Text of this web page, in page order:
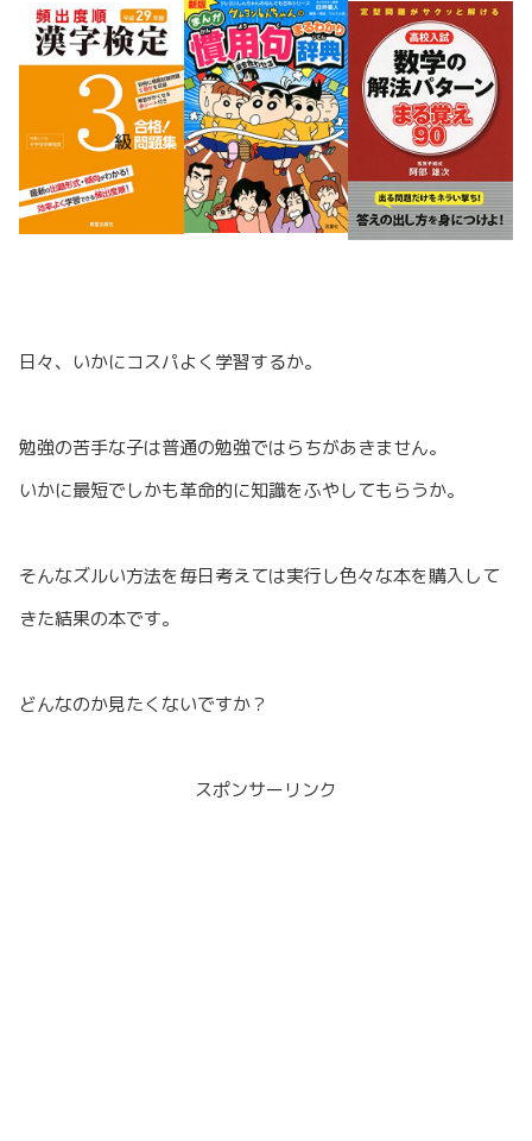
日々、いかにコスパよく学習するか。
勉強の苦手な子は普通の勉強ではらちがあきません。
いかに最短でしかも革命的に知識をふやしてもらうか。
そんなズルい方法を毎日考えては実行し色々な本を購入して
きた結果の本です。
どんなのか見たくないですか？
スポンサーリンク